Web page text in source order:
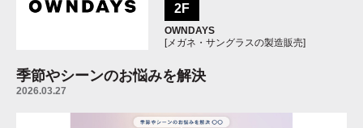
季節やシーンのお悩みを解決
2026.03.27
2F
OWNDAYS
[メガネ・サングラスの製造販売]